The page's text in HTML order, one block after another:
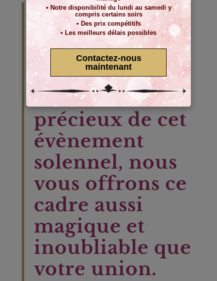
Parce que vos
photos de
mariage civil
capteront les
instants
précieux de cet
évènement
solennel, nous
vous offrons ce
cadre aussi
magique et
inoubliable que
votre union.
• Notre disponibilité du lundi au samedi y
compris certains soirs
• Des prix compétitifs
• Les meilleurs délais possibles
Contactez-nous
maintenant